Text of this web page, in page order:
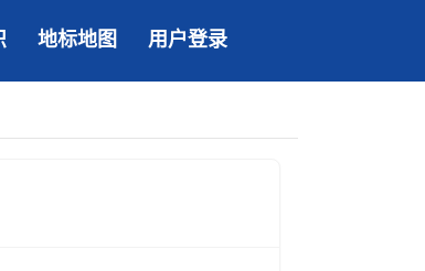
地标地图 用户登录